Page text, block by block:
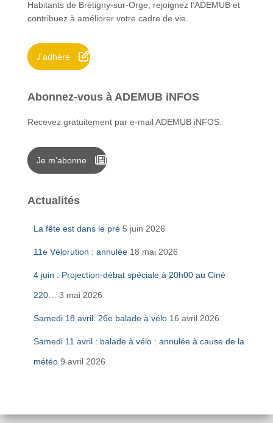
h
e
:
Habitants de Brétigny-sur-Orge, rejoignez l’ADEMUB et
contribuez à améliorer votre cadre de vie.
J'adhère
Abonnez-vous à ADEMUB iNFOS
Recevez gratuitement par e-mail ADEMUB iNFOS.
Je m'abonne
Actualités
La fête est dans le pré 5 juin 2026
11e Vélorution : annulée 18 mai 2026
4 juin : Projection-débat spéciale à 20h00 au Ciné
220… 3 mai 2026
Samedi 18 avril: 26e balade à vélo 16 avril 2026
Samedi 11 avril : balade à vélo : annulée à cause de la
météo 9 avril 2026